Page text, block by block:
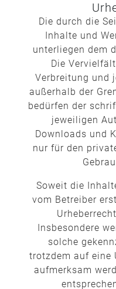
Die durch die
Inhalte und
unterliegen dem
Die
Verbreitung und
außerhalb der
bedürfen der
jeweiligen
Downloads und
nur für den
Soweit die
vom Betreiber
Insbesondere
solche
trotzdem auf eine
aufmerksam